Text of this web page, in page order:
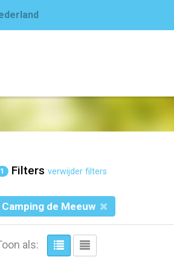
1 Filtersverwijder filters
Camping de Meeuw
als: